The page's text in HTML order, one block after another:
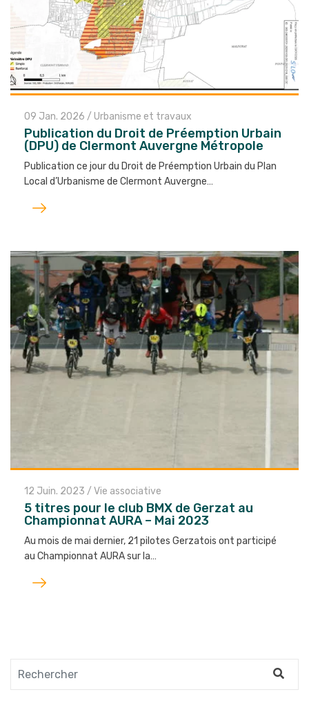
09 Jan. 2026 / Urbanisme et travaux
Publication du Droit de Préemption Urbain
(DPU) de Clermont Auvergne Métropole
Publication ce jour du Droit de Préemption Urbain du Plan
Local d’Urbanisme de Clermont Auvergne…
Lire
l'article
12 Juin. 2023 / Vie associative
5 titres pour le club BMX de Gerzat au
Championnat AURA – Mai 2023
Au mois de mai dernier, 21 pilotes Gerzatois ont participé
au Championnat AURA sur la…
Lire
l'article